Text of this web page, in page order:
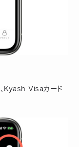
Kyash Visaカード